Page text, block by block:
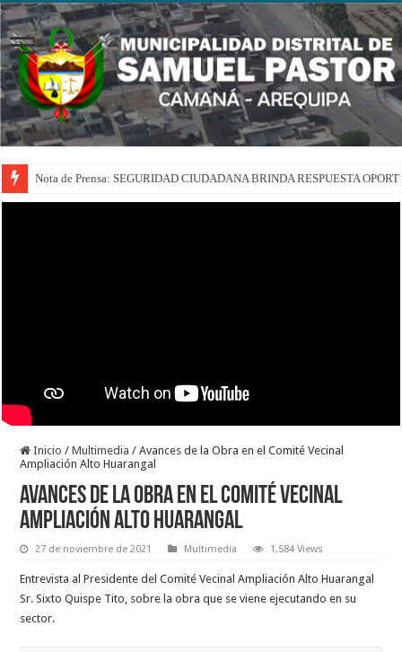
Nota de Prensa: SEGURIDAD CIUDADANA BRINDA RESPUESTA
Inicio / Multimedia / Avances de la Obra en el Comité Vecinal
Ampliación Alto Huarangal
Avances de la Obra en el Comité Vecinal
Ampliación Alto Huarangal
27 de noviembre de 2021 Multimedia 1,584 Views
Entrevista al Presidente del Comité Vecinal Ampliación Alto Huarangal
Sr. Sixto Quispe Tito, sobre la obra que se viene ejecutando en su
sector.